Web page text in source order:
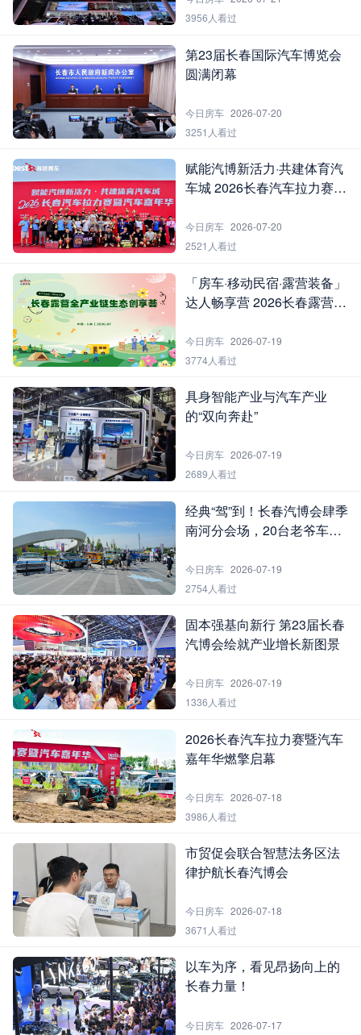
3956人看过
第23届长春国际汽车博览会
圆满闭幕
今日房车 2026-07-20
3251人看过
赋能汽博新活力·共建体育汽
车城 2026长春汽车拉力赛暨
今日房车 2026-07-20
2521人看过
「房车·移动民宿·露营装备」
达人畅享营 2026长春露营全
动圆满举行
今日房车 2026-07-19
3774人看过
具身智能产业与汽车产业
的“双向奔赴”
今日房车 2026-07-19
2689人看过
经典“驾”到！长春汽博会肆季
南河分会场，20台老爷车书
今日房车 2026-07-19
2754人看过
固本强基向新行 第23届长春
汽博会绘就产业增长新图景
今日房车 2026-07-19
1336人看过
2026长春汽车拉力赛暨汽车
嘉年华燃擎启幕
今日房车 2026-07-18
3986人看过
市贸促会联合智慧法务区法
律护航长春汽博会
今日房车 2026-07-18
3671人看过
以车为序，看见昂扬向上的
长春力量！
今日房车 2026-07-17